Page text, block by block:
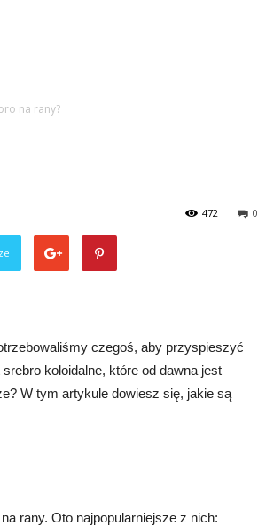
na rany?
0
472
czegoś, aby przyspieszyć
koloidalne, które od dawna jest
W tym artykule dowiesz się, jakie są
rany. Oto najpopularniejsze z nich: